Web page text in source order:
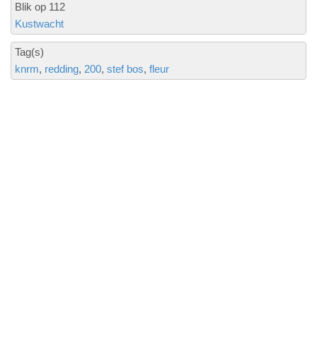
Blik op 112
Kustwacht
Tag(s)
knrm redding 200 stef bos fleur